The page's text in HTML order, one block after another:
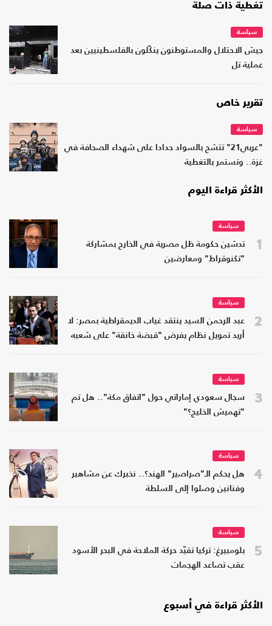
تغطية ذات صلة
سياسة
جيش الاحتلال والمستوطنون ينكّلون بالفلسطينيين بعد
عملية تل
تقرير خاص
سياسة
"عربي21" تتشح بالسواد حدادا على شهداء الصحافة في
غزة.. وتستمر بالتغطية
الأكثر قراءة اليوم
1
سياسة
تدشين حكومة ظل مصرية في الخارج بمشاركة
"تكنوقراط" ومعارضين
2
سياسة
عبد الرحمن السيد ينتقد غياب الديمقراطية بمصر: لا
أريد تمويل نظام يفرض "قبضة خانقة" على شعبه
3
سياسة
سجال سعودي إماراتي حول "اتفاق مكة".. هل تم
"تهميش الخليج؟"
4
سياسة
هل يحكم الـ"صراصير" الهند؟.. نخبرك عن مشاهير
وفنانين وصلوا إلى السلطة
5
سياسة
بلومبيرغ: تركيا تقيّد حركة الملاحة في البحر الأسود
عقب تصاعد الهجمات
الأكثر قراءة في أسبوع